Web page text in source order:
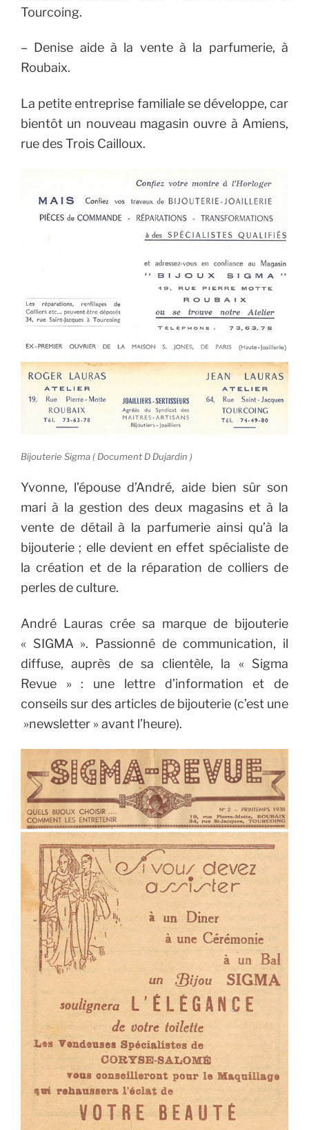
Tourcoing.
– Denise aide à la vente à la parfumerie, à
Roubaix.
La petite entreprise familiale se développe, car
bientôt un nouveau magasin ouvre à Amiens,
rue des Trois Cailloux.
Bijouterie Sigma ( Document D Dujardin )
Yvonne, l’épouse d’André, aide bien sûr son
mari à la gestion des deux magasins et à la
vente de détail à la parfumerie ainsi qu’à la
bijouterie ; elle devient en effet spécialiste de
la création et de la réparation de colliers de
perles de culture.
André Lauras crée sa marque de bijouterie
« SIGMA ». Passionné de communication, il
diffuse, auprès de sa clientèle, la « Sigma
Revue » : une lettre d’information et de
conseils sur des articles de bijouterie (c’est une
»newsletter » avant l’heure).